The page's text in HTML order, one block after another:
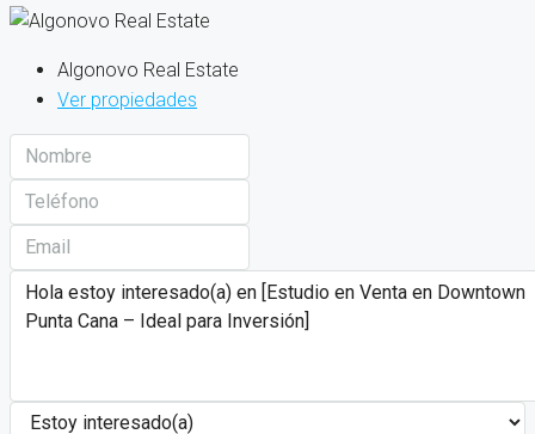
Algonovo Real Estate
Ver propiedades